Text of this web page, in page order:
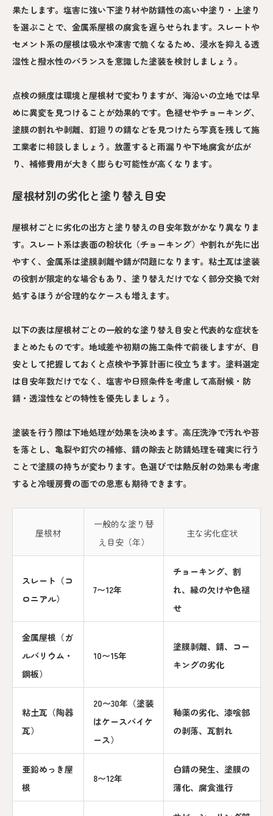
果たします。塩害に強い下塗り材や防錆性の高い中塗り・上塗り
を選ぶことで、金属系屋根の腐食を遅らせられます。スレートや
セメント系の屋根は吸水や凍害で脆くなるため、浸水を抑える透
湿性と撥水性のバランスを意識した塗装を検討しましょう。
点検の頻度は環境と屋根材で変わりますが、海沿いの立地では早
めに異変を見つけることが効果的です。色褪せやチョーキング、
塗膜の割れや剥離、釘廻りの錆などを見つけたら写真を残して施
工業者に相談しましょう。放置すると雨漏りや下地腐食が広が
り、補修費用が大きく膨らむ可能性が高くなります。
屋根材別の劣化と塗り替え目安
屋根材ごとに劣化の出方と塗り替えの目安年数がかなり異なりま
す。スレート系は表面の粉状化（チョーキング）や割れが先に出
やすく、金属系は塗膜剥離や錆が問題になります。粘土瓦は塗装
の役割が限定的な場合もあり、塗り替えだけでなく部分交換で対
処するほうが合理的なケースも増えます。
以下の表は屋根材ごとの一般的な塗り替え目安と代表的な症状を
まとめたものです。地域差や初期の施工条件で前後しますが、目
安として把握しておくと点検や予算計画に役立ちます。塗料選定
は目安年数だけでなく、塩害や日照条件を考慮して高耐候・防
錆・透湿性などの特性を優先しましょう。
塗装を行う際は下地処理が効果を決めます。高圧洗浄で汚れや苔
を落とし、亀裂や釘穴の補修、錆の除去と防錆処理を確実に行う
ことで塗膜の持ちが変わります。色選びでは熱反射の効果も考慮
すると冷暖房費の面での恩恵も期待できます。
屋根材
一般的な塗り替
え目安（年）
主な劣化症状
スレート（コ
ロニアル）
7〜12年
チョーキング、割
れ、縁の欠けや色褪
せ
金属屋根（ガ
ルバリウム・
鋼板）
10〜15年
塗膜剥離、錆、コー
キングの劣化
粘土瓦（陶器
瓦）
20〜30年（塗装
はケースバイケ
ース）
釉薬の劣化、漆喰部
の剥落、瓦割れ
亜鉛めっき屋
根
8〜12年
白錆の発生、塗膜の
薄化、腐食進行